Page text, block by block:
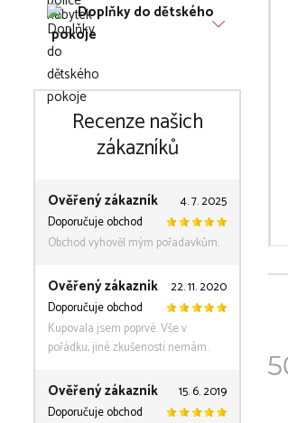
Doplňky do dětského
pokoje
Recenze našich
zákazníků
Ověřený zákazník
4. 7. 2025
Doporučuje obchod
Obchod vyhověl mým pořadavkům.
Ověřený zákazník
22. 11. 2020
Doporučuje obchod
Kupovala jsem poprvé. Vše v
pořádku, jiné zkušenosti nemám.
Ověřený zákazník
15. 6. 2019
Doporučuje obchod